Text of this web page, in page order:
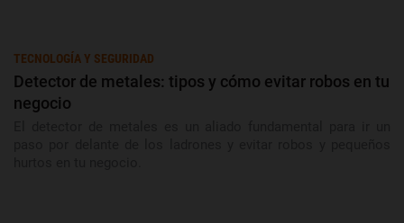
TECNOLOGÍA Y SEGURIDAD
Detector de metales: tipos y cómo evitar robos en tu
negocio